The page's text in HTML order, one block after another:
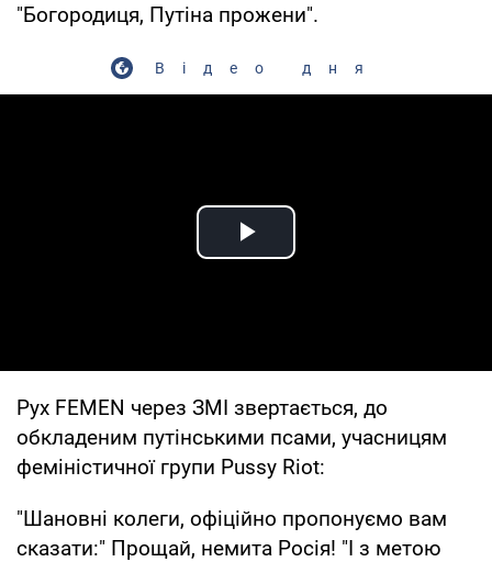
"Богородиця, Путіна прожени".
Відео дня
Play Video
Рух FEMEN через ЗМІ звертається, до
обкладеним путінськими псами, учасницям
феміністичної групи Pussy Riot:
"Шановні колеги, офіційно пропонуємо вам
сказати:" Прощай, немита Росія! "І з метою